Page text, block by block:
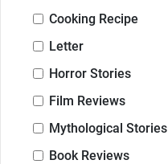
Cooking Recipe
Letter
Horror Stories
Film Reviews
Mythological Stories
Book Reviews